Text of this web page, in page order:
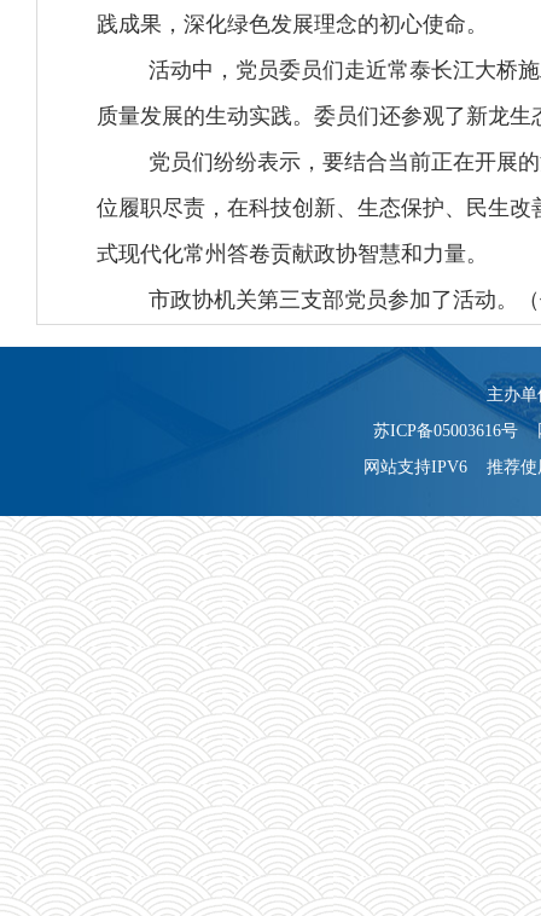
践成果，深化绿色发展理念的初心使命。
活动中，党员委员们走近常泰长江大桥
质量发展的生动实践。委员们还参观了新龙
党员们纷纷表示，要结合当前正在开展
位履职尽责，在科技创新、生态保护、民生
式现代化常州答卷贡献政协智慧和力量。
市政协机关第三支部党员参加了活动。
主办
苏ICP备05003616号
网站支持IPV6 推荐使